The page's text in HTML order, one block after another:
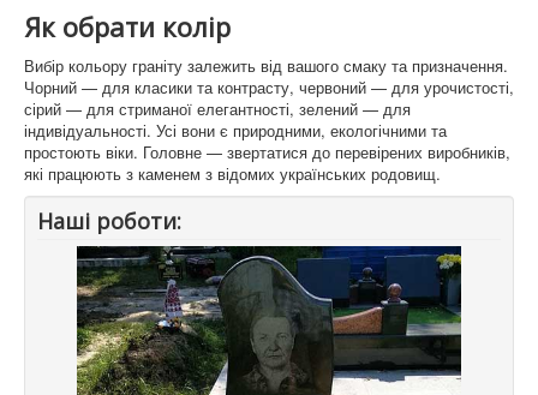
Як обрати колір
Вибір кольору граніту залежить від вашого смаку та призначення.
Чорний — для класики та контрасту, червоний — для урочистості,
сірий — для стриманої елегантності, зелений — для
індивідуальності. Усі вони є природними, екологічними та
простоють віки. Головне — звертатися до перевірених виробників,
які працюють з каменем з відомих українських родовищ.
Наші роботи: